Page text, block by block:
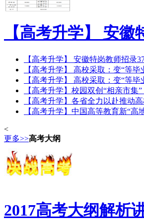
【高考升学】 安徽
【高考升学】 安徽特岗教师招录
【高考升学】 高校采取：变“等毕
【高考升学】 高校采取：变“等毕
【高考升学】校园双创“相亲市集
【高考升学】各省全力以赴推动
【高考升学】中国高等教育新“高
<
更多>>高考大纲
2017高考大纲解析